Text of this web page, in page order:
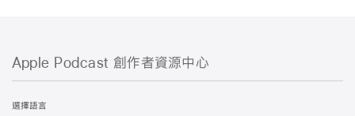
Apple Podcast 創作者資源中心
Apple
Podcast
選擇語言